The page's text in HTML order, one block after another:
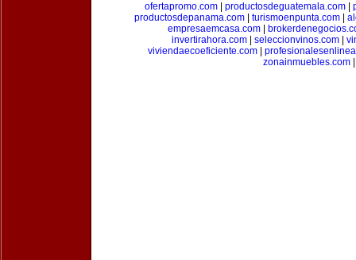
ofertapromo.com
productosdeguatemala.com
productosdepanama.com
turismoenpunta.com
empresaemcasa.com
invertirahora.com| seleccionvinos.com|
viviendaecoeficiente.com|
zonainmuebles.com